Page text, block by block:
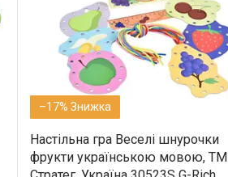
–17%
Настільна гра Веселі шнурочки
фрукти українською мовою, ТМ